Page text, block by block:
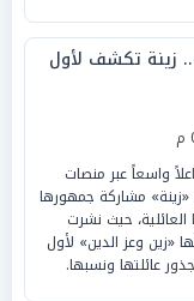
زينة تكشف لأول
واسعاً عبر منصات
«زينة» مشاركة جمهورها
حيث نشرت
«زين وعز الدين» لأول
عائلتها ونسبها.